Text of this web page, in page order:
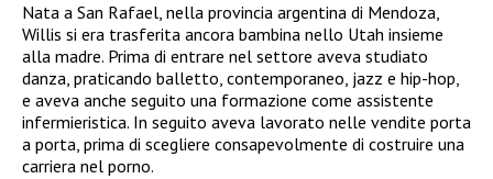
Nata a San Rafael, nella provincia argentina di Mendoza,
Willis si era trasferita ancora bambina nello Utah insieme
alla madre. Prima di entrare nel settore aveva studiato
danza, praticando balletto, contemporaneo, jazz e hip-hop,
e aveva anche seguito una formazione come assistente
infermieristica. In seguito aveva lavorato nelle vendite porta
a porta, prima di scegliere consapevolmente di costruire una
carriera nel porno.